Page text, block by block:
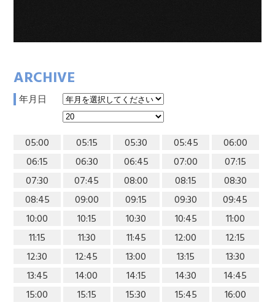
ARCHIVE
年月日
05:00 05:15 05:30 05:45
06:00
06:15
06:30 06:45 07:00
07:15
07:30
07:45 08:00 08:15
08:30
08:45
09:00 09:15 09:30
09:45
10:00
10:15 10:30 10:45
11:00
11:15
11:30 11:45 12:00
12:15
12:30
12:45 13:00 13:15
13:30
13:45
14:00 14:15 14:30
14:45
15:00
15:15 15:30 15:45
16:00